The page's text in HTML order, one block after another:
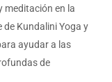
meditación en la
Kundalini Yoga y
ayudar a las
de